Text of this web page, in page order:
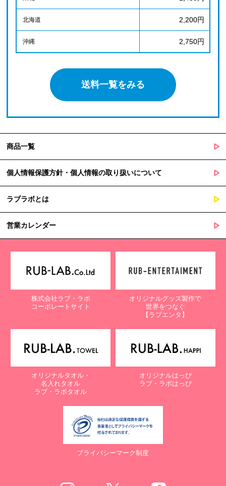
北海道 2,200円
沖縄 2,750円
送料一覧をみる
商品一覧
個人情報保護方針・個人情報の取り扱いについて
ラブラボとは
営業カレンダー
株式会社ラブ・ラボ
コーポレートサイト
オリジナルグッズ製作で
世界をつなぐ
【ラブエンタ】
オリジナルタオル・
名入れタオル
ラブ・ラボタオル
オリジナルはっぴ
ラブ・ラボはっぴ
プライバシーマーク制度